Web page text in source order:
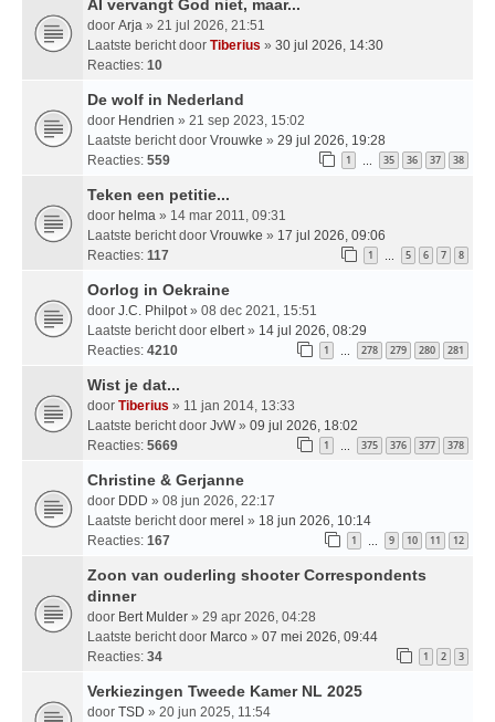
AI vervangt God niet, maar...
door Arja » 21 jul 2026, 21:51
Laatste bericht door Tiberius » 30 jul 2026, 14:30
Reacties: 10
De wolf in Nederland
door Hendrien » 21 sep 2023, 15:02
Laatste bericht door Vrouwke » 29 jul 2026, 19:28
Reacties: 559 1 … 35 36 37 38
Teken een petitie...
door helma » 14 mar 2011, 09:31
Laatste bericht door Vrouwke » 17 jul 2026, 09:06
Reacties: 117 1 … 5 6 7 8
Oorlog in Oekraine
door J.C. Philpot » 08 dec 2021, 15:51
Laatste bericht door elbert » 14 jul 2026, 08:29
Reacties: 4210 1 … 278 279 280 281
Wist je dat...
door Tiberius » 11 jan 2014, 13:33
Laatste bericht door JvW» 09 jul 2026, 18:02
Reacties: 5669 1 … 375 376 377 378
Christine & Gerjanne
door DDD » 08 jun 2026, 22:17
Laatste bericht door merel » 18 jun 2026, 10:14
Reacties: 167 1 … 9 10 11 12
Zoon van ouderling shooter Correspondents
dinner
door Bert Mulder » 29 apr 2026, 04:28
Laatste bericht door Marco » 07 mei 2026, 09:44
Reacties: 34 1 2 3
Verkiezingen Tweede Kamer NL 2025
door TSD » 20 jun 2025, 11:54